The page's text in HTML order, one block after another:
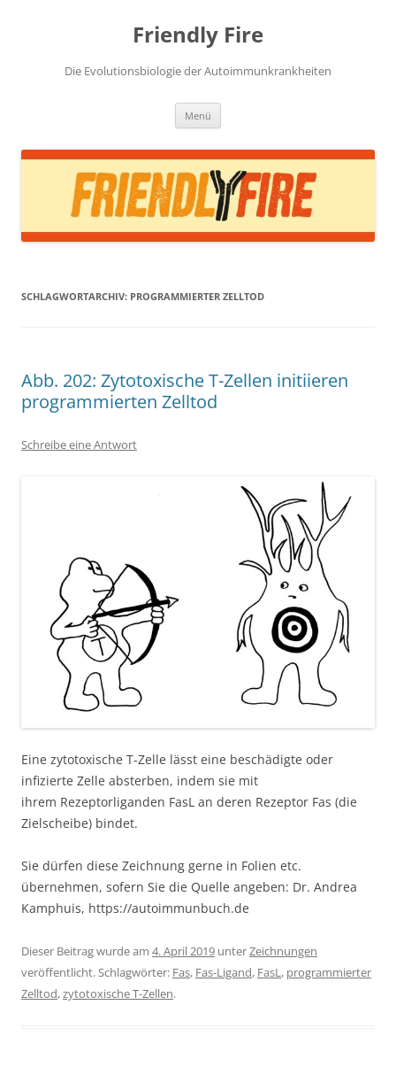
Friendly Fire
Die Evolutionsbiologie der Autoimmunkrankheiten
Menü
SCHLAGWORTARCHIV: PROGRAMMIERTER ZELLTOD
Abb. 202: Zytotoxische T-Zellen initiieren
programmierten Zelltod
Schreibe eine Antwort
Eine zytotoxische T-Zelle lässt eine beschädigte oder
infizierte Zelle absterben, indem sie mit
ihrem Rezeptorliganden FasL an deren Rezeptor Fas (die
Zielscheibe) bindet.
Sie dürfen diese Zeichnung gerne in Folien etc.
übernehmen, sofern Sie die Quelle angeben: Dr. Andrea
Kamphuis, https://autoimmunbuch.de
Dieser Beitrag wurde am 4. April 2019 unterZeichnungen
veröffentlicht. Schlagwörter: Fas, Fas-Ligand, FasL, programmierter
Zelltod,zytotoxische T-Zellen.